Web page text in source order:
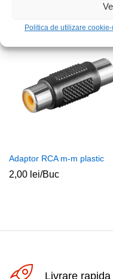
Politica de utilizare cookie-
Adaptor RCA m-m plastic
2,00 lei/Buc
Livrare rapida